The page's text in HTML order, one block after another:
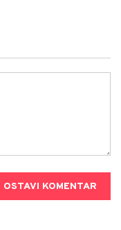
OSTAVI KOMENTAR